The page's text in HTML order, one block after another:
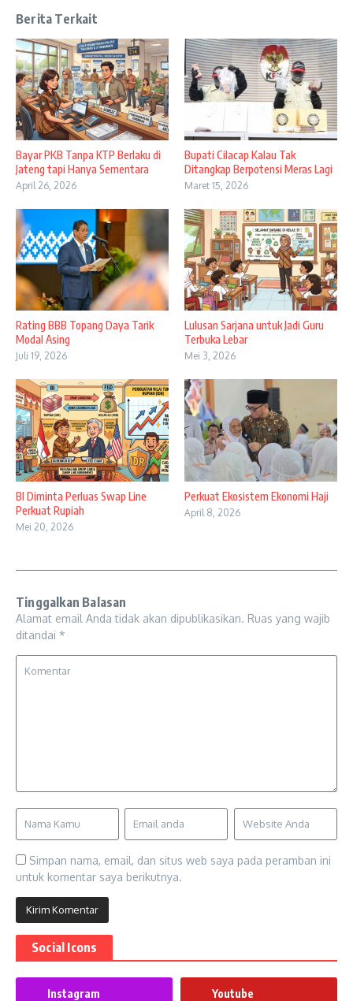
Berita Terkait
Bayar PKB Tanpa KTP Berlaku di
Jateng tapi Hanya Sementara
April 26, 2026
Bupati Cilacap Kalau Tak
Ditangkap Berpotensi Meras Lagi
Maret 15, 2026
Rating BBB Topang Daya Tarik
Modal Asing
Juli 19, 2026
Lulusan Sarjana untuk Jadi Guru
Terbuka Lebar
Mei 3, 2026
BI Diminta Perluas Swap Line
Perkuat Rupiah
Mei 20, 2026
Perkuat Ekosistem Ekonomi Haji
April 8, 2026
Tinggalkan Balasan
Alamat email Anda tidak akan dipublikasikan. Ruas yang wajib
ditandai *
Simpan nama, email, dan situs web saya pada peramban ini
untuk komentar saya berikutnya.
Social Icons
Instagram
Youtube